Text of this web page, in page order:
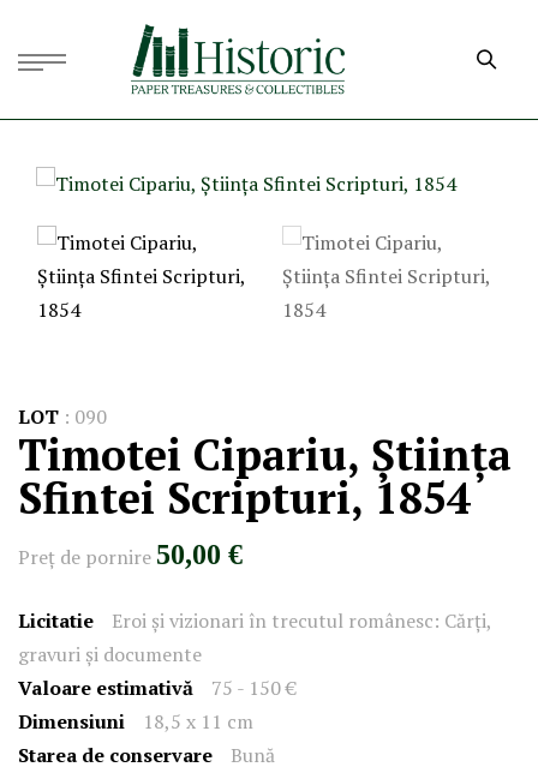
LOT : 090
Timotei Cipariu, Știința
Sfintei Scripturi, 1854
Preţ de pornire 50,00 €
Licitatie
Eroi și vizionari în trecutul românesc: Cărți,
gravuri și documente
Valoare estimativă
75 - 150 €
Dimensiuni
18,5 x 11 cm
Starea de conservare
Bună